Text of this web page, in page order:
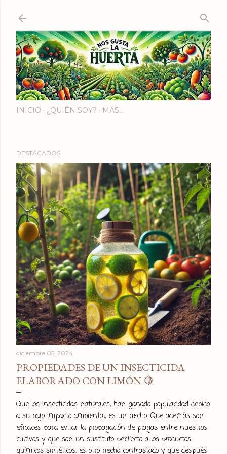
INICIO ¿QUIÉN SOY? MÁS…
DESTACADOS
diciembre 05, 2024
PROPIEDADES DE UN INSECTICIDA
ELABORADO CON LIMÓN 🍋
Que los insecticidas naturales, han ganado popularidad debido
a su bajo impacto ambiental, es un hecho. Que además son
eficaces para evitar la propagación de plagas entre nuestros
cultivos y que son un sustituto perfecto a los productos
químicos sintéticos, es otro hecho contrastado y que después